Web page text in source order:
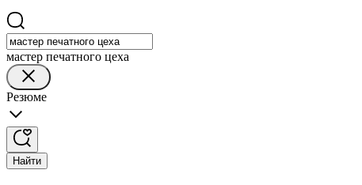
мастер печатного цеха
Резюме
Найти